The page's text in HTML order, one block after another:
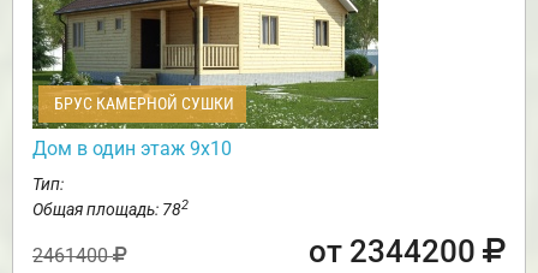
БРУС КАМЕРНОЙ СУШКИ
Дом в один этаж 9х10
Тип:
Общая площадь: 782
2461400 от 2344200